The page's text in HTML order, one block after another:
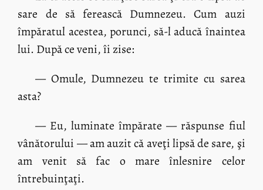
sare de să ferească Dumnezeu. Cum auzi
împăratul acestea, porunci, să-l aducă înaintea
lui. După ce veni, îi zise:
— Omule, Dumnezeu te trimite cu sarea
asta?
— Eu, luminate împărate — răspunse fiul
vânătorului — am auzit că aveţi lipsă de sare, şi
am venit să fac o mare înlesnire celor
întrebuinţaţi.